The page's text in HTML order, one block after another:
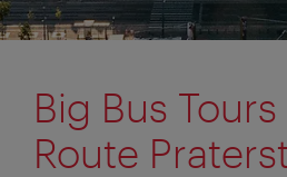
Big Bus
Route